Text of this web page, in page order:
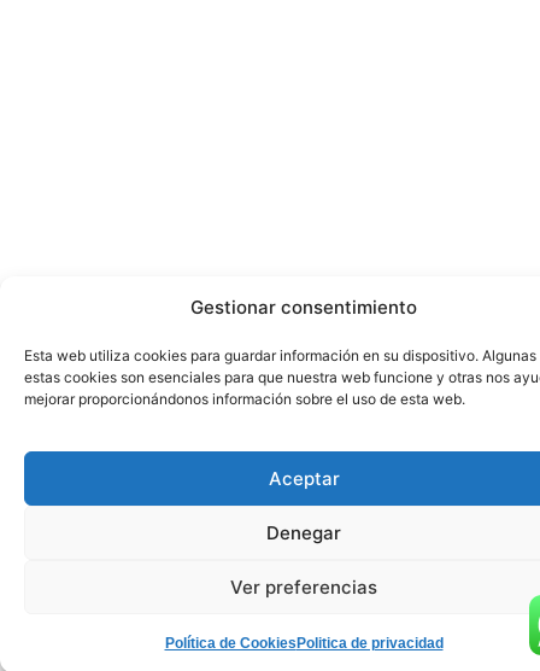
Gestionar consentimiento
Esta web utiliza cookies para guardar información en su dispositivo. Algunas
estas cookies son esenciales para que nuestra web funcione y otras nos
mejorar proporcionándonos información sobre el uso de esta web.
Aceptar
Denegar
Ver preferencias
Política de Cookies Politica de privacidad